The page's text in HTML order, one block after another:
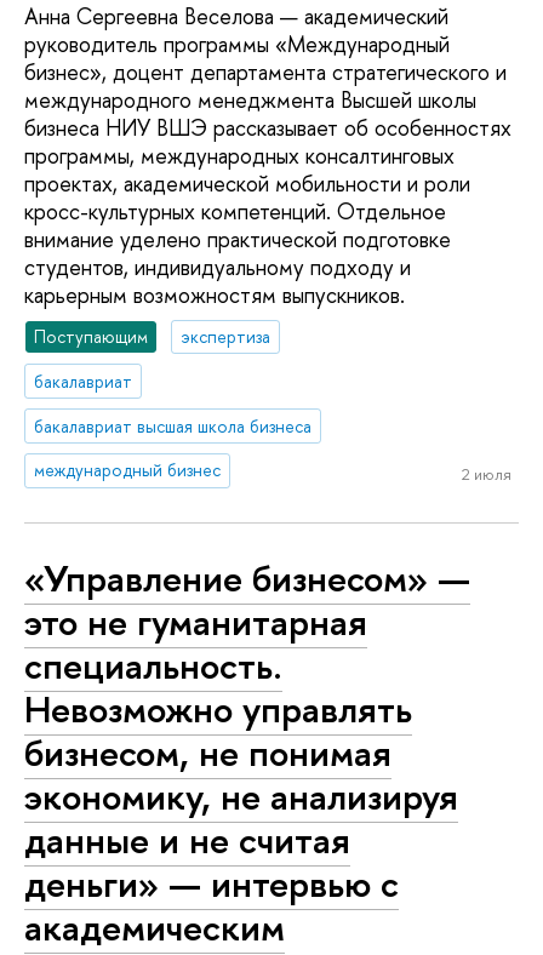
Анна Сергеевна Веселова — академический
руководитель программы «Международный
бизнес», доцент департамента стратегического и
международного менеджмента Высшей школы
бизнеса НИУ ВШЭ рассказывает об особенностях
программы, международных консалтинговых
проектах, академической мобильности и роли
кросс-культурных компетенций. Отдельное
внимание уделено практической подготовке
студентов, индивидуальному подходу и
карьерным возможностям выпускников.
Поступающим
экспертиза
бакалавриат
бакалавриат высшая школа бизнеса
международный бизнес
2 июля
«Управление бизнесом» —
это не гуманитарная
специальность.
Невозможно управлять
бизнесом, не понимая
экономику, не анализируя
данные и не считая
деньги» — интервью с
академическим